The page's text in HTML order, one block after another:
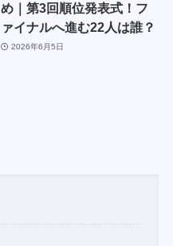
め｜第3回順位発表式！フ
ァイナルへ進む22人は誰？
2026年6月5日